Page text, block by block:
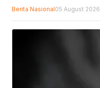
Berita Nasional05 August 2026